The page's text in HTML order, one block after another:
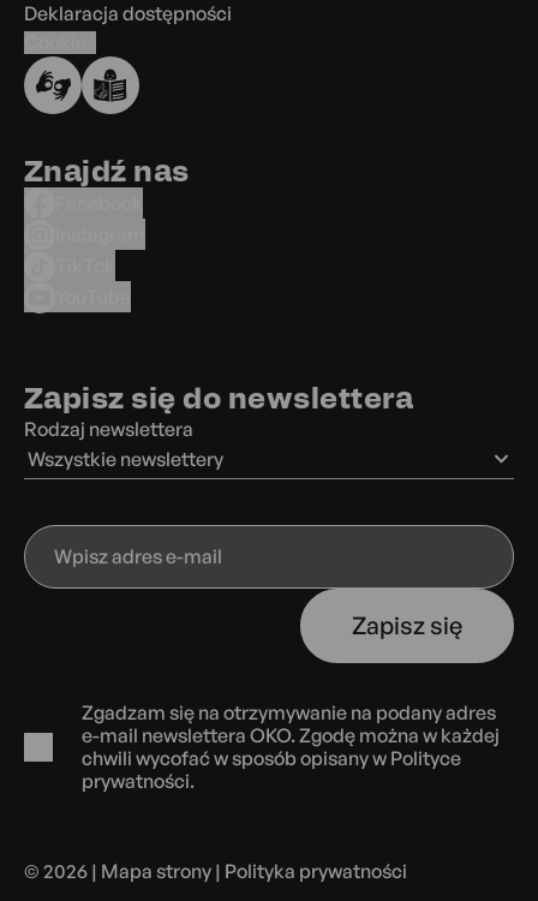
Deklaracja dostępności
Znajdź nas
Zapisz się do newslettera
Rodzaj newslettera
Wszystkie newslettery
Wpisz
adres
Zapisz się
Zgadzam się na otrzymywanie na podany adres
e-mail newslettera OKO. Zgodę można w każdej
chwili wycofać w sposób opisany w Polityce
prywatności.
© 2026 | Mapa strony | Polityka prywatności